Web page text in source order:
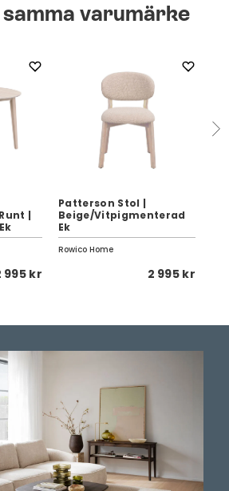
varumärke
|
995 kr
Patterson Stol |
Beige/Vitpigmenterad
Ek
Rowico Home
2 995 kr